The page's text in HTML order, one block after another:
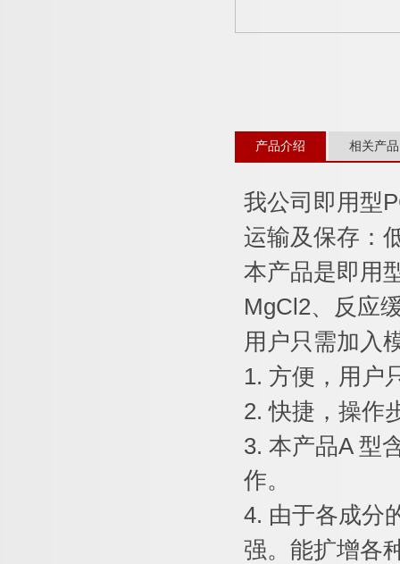
产品介绍 相关产品
我公司即用型
运输及保存：
本产品是即用
MgCl2、反应
用户只需加入
1. 方便，用户
2.快捷，操作
3. 本产品A 型
作。
4. 由于各成分
强。能扩增各